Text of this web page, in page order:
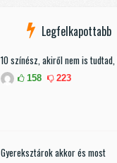
Legfelkapottabb
10 színész, akiről nem is
158 223
Gyereksztárok akkor és most